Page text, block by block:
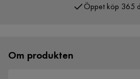
Öppet köp 365
Om produkten